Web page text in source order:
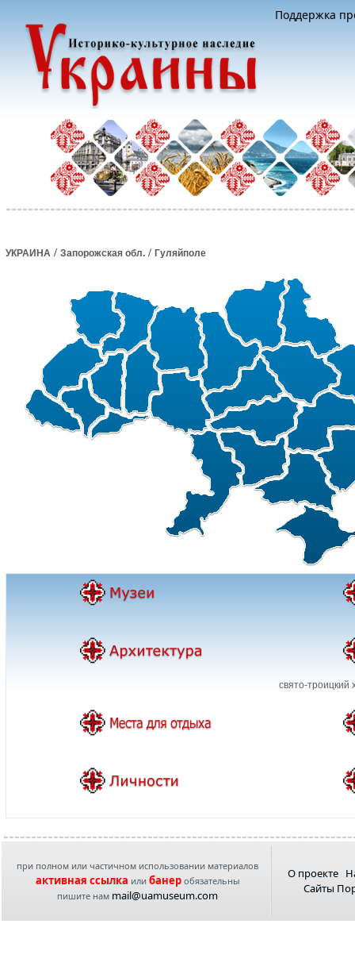
Поддержка
УКРАИНА / Запорожская обл. / Гуляйполе
свято-троицкий
при полном или частичном использовании материалов
активная ссылка или банеробязательны
пишите нам mail@uamuseum.com
О проекте
Сайты